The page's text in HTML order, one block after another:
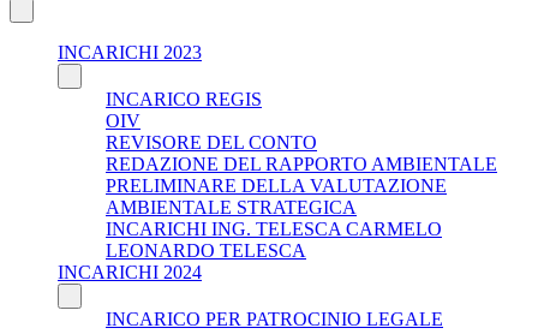
INCARICHI 2023
INCARICO REGIS
OIV
REVISORE DEL CONTO
REDAZIONE DEL RAPPORTO AMBIENTALE
PRELIMINARE DELLA VALUTAZIONE
AMBIENTALE STRATEGICA
INCARICHI ING. TELESCA CARMELO
LEONARDO TELESCA
INCARICHI 2024
INCARICO PER PATROCINIO LEGALE